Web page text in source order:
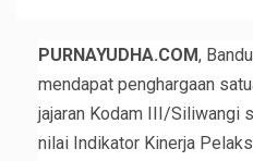
PURNAYUDHA.COM,
mendapat penghargaan
jajaran Kodam III/Siliwangi
nilai Indikator Kinerja